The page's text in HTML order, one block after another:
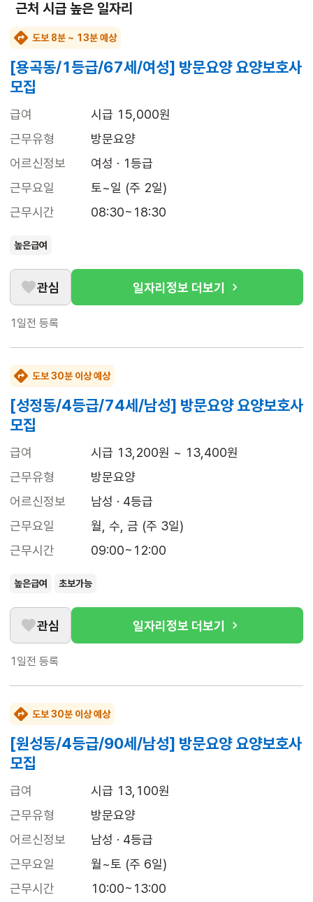
근처 시급 높은 일자리
도보 8분 ~ 13분 예상
[용곡동/1등급/67세/여성] 방문요양 요양보호사
모집
급여
시급 15,000원
근무유형
방문요양
어르신정보
여성 · 1등급
근무요일
토~일 (주 2일)
근무시간
08:30~18:30
높은급여
관심 일자리정보 더보기
1일전 등록
도보 30분 이상 예상
[성정동/4등급/74세/남성] 방문요양 요양보호사
모집
급여
시급 13,200원 ~ 13,400원
근무유형
방문요양
어르신정보
남성 · 4등급
근무요일
월, 수, 금 (주 3일)
근무시간
09:00~12:00
높은급여 초보가능
관심 일자리정보 더보기
1일전 등록
도보 30분 이상 예상
[원성동/4등급/90세/남성] 방문요양 요양보호사
모집
급여
시급 13,100원
근무유형
방문요양
어르신정보
남성 · 4등급
근무요일
월~토 (주 6일)
근무시간
10:00~13:00